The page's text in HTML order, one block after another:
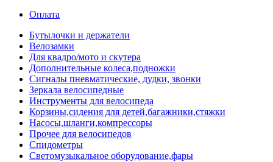
Оплата
Бутылочки и держатели
Велозамки
Для квадро/мото и скутера
Дополнительные колеса,подножки
Сигналы пневматические, дудки, звонки
Зеркала велосипедные
Инструменты для велосипеда
Корзины,сидения для детей,багажники,стяжки
Насосы,шланги,компрессоры
Прочее для велосипедов
Спидометры
Светомузыкальное оборудование,фары